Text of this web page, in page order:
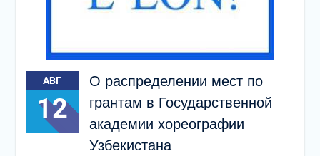
АВГ
12
О распределении мест по
грантам в Государственной
академии хореографии
Узбекистана